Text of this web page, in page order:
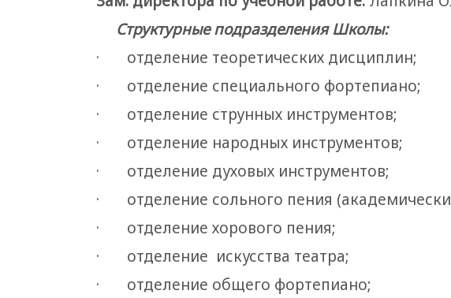
Структурные подразделения Школы:
· отделение теоретических дисциплин;
· отделение специального фортепиано;
· отделение струнных инструментов;
· отделение народных инструментов;
· отделение духовых инструментов;
· отделение сольного пения
· отделение хорового пения;
· отделение искусства театра;
· отделение общего фортепиано;